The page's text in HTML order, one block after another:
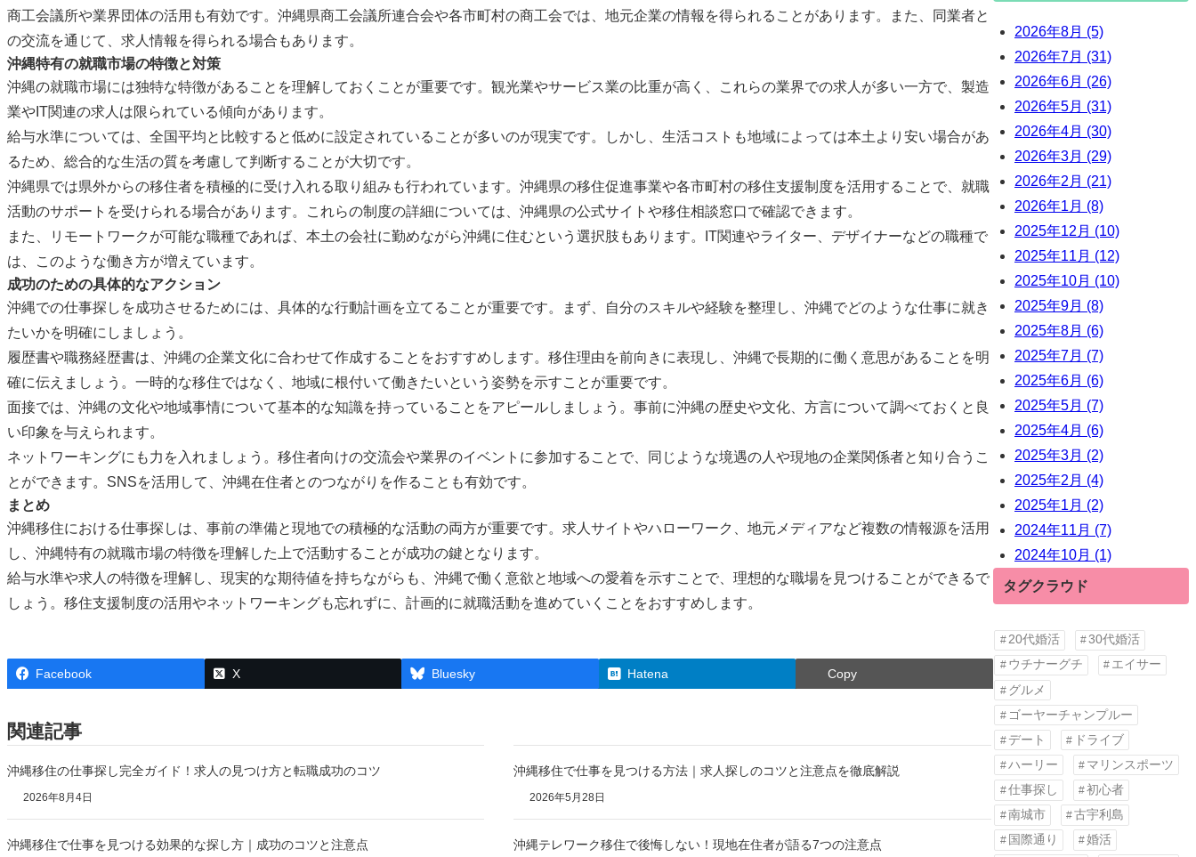
商工会議所や業界団体の活用も有効です。沖縄県商工会議所連合会や各市町村の商工会では、地元企業の情報を得られることがあります。また、同業者と
の交流を通じて、求人情報を得られる場合もあります。
沖縄特有の就職市場の特徴と対策
沖縄の就職市場には独特な特徴があることを理解しておくことが重要です。観光業やサービス業の比重が高く、これらの業界での求人が多い一方で、製造
業やIT関連の求人は限られている傾向があります。
給与水準については、全国平均と比較すると低めに設定されていることが多いのが現実です。しかし、生活コストも地域によっては本土より安い場合があ
るため、総合的な生活の質を考慮して判断することが大切です。
沖縄県では県外からの移住者を積極的に受け入れる取り組みも行われています。沖縄県の移住促進事業や各市町村の移住支援制度を活用することで、就職
活動のサポートを受けられる場合があります。これらの制度の詳細については、沖縄県の公式サイトや移住相談窓口で確認できます。
また、リモートワークが可能な職種であれば、本土の会社に勤めながら沖縄に住むという選択肢もあります。IT関連やライター、デザイナーなどの職種で
は、このような働き方が増えています。
成功のための具体的なアクション
沖縄での仕事探しを成功させるためには、具体的な行動計画を立てることが重要です。まず、自分のスキルや経験を整理し、沖縄でどのような仕事に就き
たいかを明確にしましょう。
履歴書や職務経歴書は、沖縄の企業文化に合わせて作成することをおすすめします。移住理由を前向きに表現し、沖縄で長期的に働く意思があることを明
確に伝えましょう。一時的な移住ではなく、地域に根付いて働きたいという姿勢を示すことが重要です。
面接では、沖縄の文化や地域事情について基本的な知識を持っていることをアピールしましょう。事前に沖縄の歴史や文化、方言について調べておくと良
い印象を与えられます。
ネットワーキングにも力を入れましょう。移住者向けの交流会や業界のイベントに参加することで、同じような境遇の人や現地の企業関係者と知り合うこ
とができます。SNSを活用して、沖縄在住者とのつながりを作ることも有効です。
まとめ
沖縄移住における仕事探しは、事前の準備と現地での積極的な活動の両方が重要です。求人サイトやハローワーク、地元メディアなど複数の情報源を活用
し、沖縄特有の就職市場の特徴を理解した上で活動することが成功の鍵となります。
給与水準や求人の特徴を理解し、現実的な期待値を持ちながらも、沖縄で働く意欲と地域への愛着を示すことで、理想的な職場を見つけることができるで
しょう。移住支援制度の活用やネットワーキングも忘れずに、計画的に就職活動を進めていくことをおすすめします。
Facebook X Bluesky Hatena Copy
関連記事
沖縄移住の仕事探し完全ガイド！求人の見つけ方と転職成功のコツ
2026年8月4日
沖縄移住で仕事を見つける方法｜求人探しのコツと注意点を徹底解説
2026年5月28日
沖縄移住で仕事を見つける効果的な探し方｜成功のコツと注意点 沖縄テレワーク移住で後悔しない！現地在住者が語る7つの注意点
2026年8月 (5)
2026年7月 (31)
2026年6月 (26)
2026年5月 (31)
2026年4月 (30)
2026年3月 (29)
2026年2月 (21)
2026年1月 (8)
2025年12月 (10)
2025年11月 (12)
2025年10月 (10)
2025年9月 (8)
2025年8月 (6)
2025年7月 (7)
2025年6月 (6)
2025年5月 (7)
2025年4月 (6)
2025年3月 (2)
2025年2月 (4)
2025年1月 (2)
2024年11月 (7)
2024年10月 (1)
タグクラウド
20代婚活
30代婚活
ウチナーグチ
エイサー
グルメ
ゴーヤーチャンプルー
デート
ドライブ
ハーリー
マリンスポーツ
仕事探し
初心者
南城市
古宇利島
国際通り
婚活